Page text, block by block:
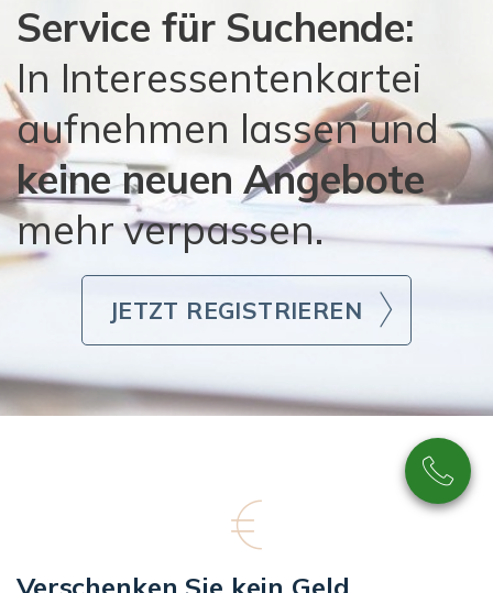
Service für Suchende:
In Interessentenkartei
aufnehmen lassen und
keine neuen Angebote
mehr verpassen.
JETZT REGISTRIEREN
Verschenken Sie kein Geld